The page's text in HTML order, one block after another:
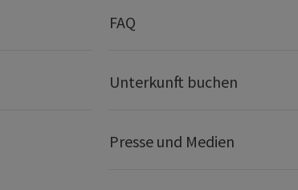
FAQ
Unterkunft buchen
Presse und Medien